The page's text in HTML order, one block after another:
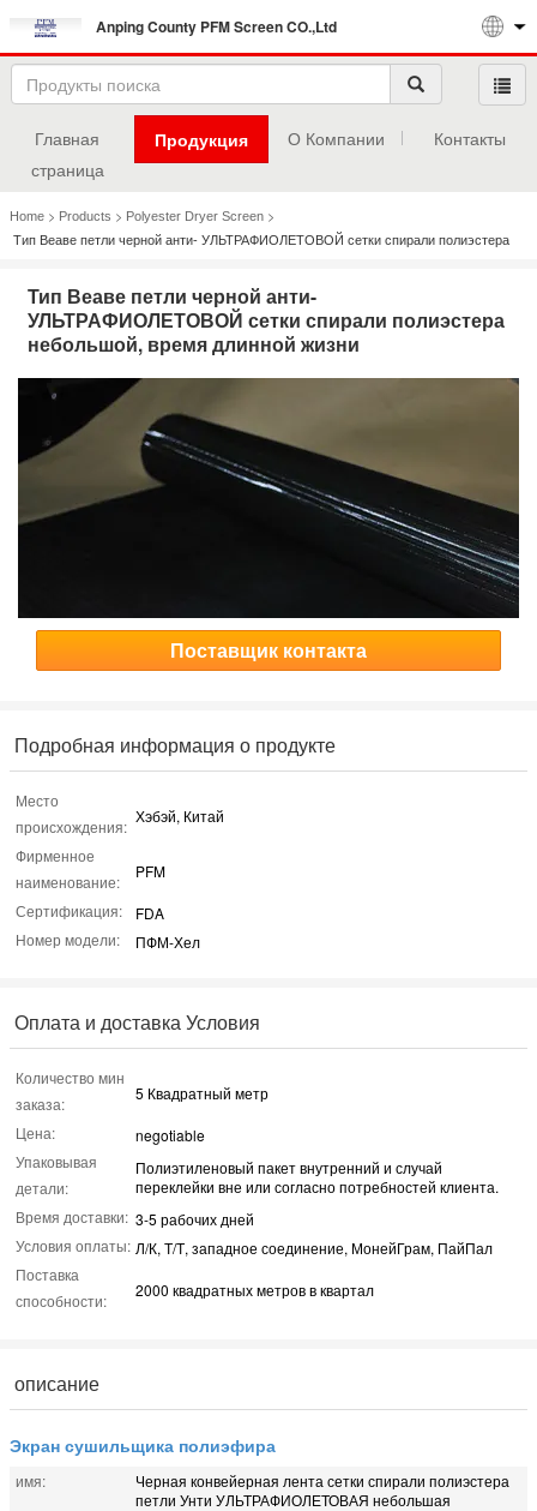
Anping County PFM Screen CO.,Ltd
Главная
страница
Продукция О Компании Контакты
Home > Products > Polyester Dryer Screen >
Тип Веаве петли черной анти- УЛЬТРАФИОЛЕТОВОЙ сетки спирали полиэстера
Тип Веаве петли черной анти-
УЛЬТРАФИОЛЕТОВОЙ сетки спирали полиэстера
небольшой, время длинной жизни
Поставщик контакта
Подробная информация о продукте
Место
происхождения:
Хэбэй, Китай
Фирменное
наименование:
PFM
Сертификация:
FDA
Номер модели:
ПФМ-Хел
Оплата и доставка Условия
Количество мин
заказа:
5 Квадратный метр
Цена:
negotiable
Упаковывая
детали:
Полиэтиленовый пакет внутренний и случай
переклейки вне или согласно потребностей клиента.
Время доставки: 3-5 рабочих дней
Условия оплаты: Л/К, Т/Т, западное соединение, МонейГрам, ПайПал
Поставка
способности:
2000 квадратных метров в квартал
описание
Экран сушильщика полиэфира
имя:
Черная конвейерная лента сетки спирали полиэстера
петли Унти УЛЬТРАФИОЛЕТОВАЯ небольшая